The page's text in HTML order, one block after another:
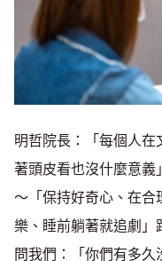
明哲院長：「每個人
著頭皮看也沒什麼意義
～「保持好奇心、在合
樂、睡前躺著就追劇」
問我們：「你們有多久